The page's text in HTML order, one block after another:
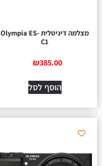
מצלמה דיגיטלית Olympia ES-
C1
₪385.00
הוסף לסל